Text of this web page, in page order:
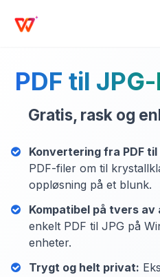
PDF til
Gratis, rask og
Konvertering fra PDF
PDF-filer om til
oppløsning på et blunk.
Kompatibel på tvers av
enkelt PDF til JPG på
enheter.
Trygt og helt privat: